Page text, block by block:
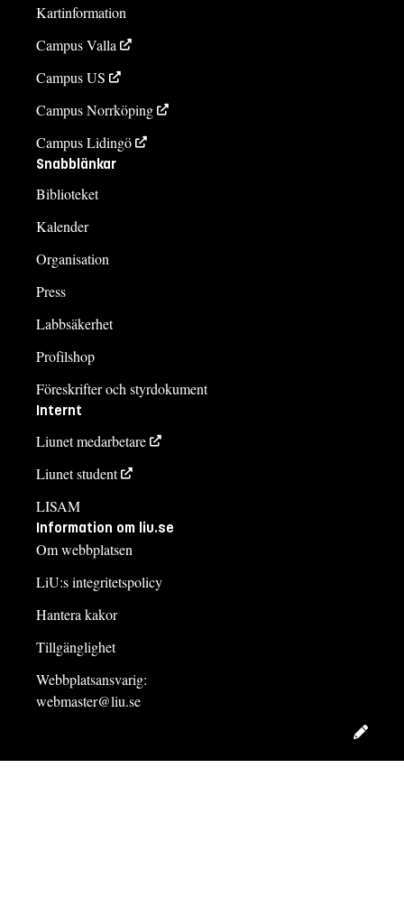
Kartinformation
Campus Valla
Campus US
Campus Norrköping
Campus Lidingö
Snabblänkar
Biblioteket
Kalender
Organisation
Press
Labbsäkerhet
Profilshop
Föreskrifter och styrdokument
Internt
Liunet medarbetare
Liunet student
LISAM
Information om liu.se
Om webbplatsen
LiU:s integritetspolicy
Hantera kakor
Tillgänglighet
Webbplatsansvarig:
webmaster@liu.se